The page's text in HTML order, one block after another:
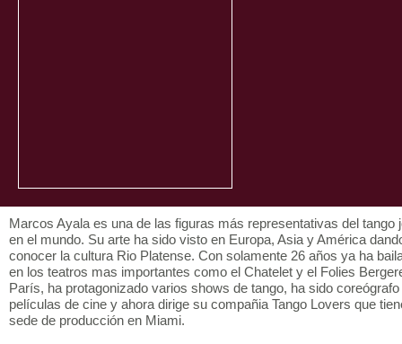
Marcos Ayala es una de las figuras más representativas del tango
en el mundo. Su arte ha sido visto en Europa, Asia y América
conocer la cultura Rio Platense. Con solamente 26 años ya ha
en los teatros mas importantes como el Chatelet y el Folies
París, ha protagonizado varios shows de tango, ha sido coreógrafo
películas de cine y ahora dirige su compañia Tango Lovers que
sede de producción en Miami.